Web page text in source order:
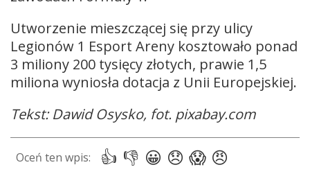
Utworzenie mieszczącej się przy ulicy
Legionów 1 Esport Areny kosztowało ponad
3 miliony 200 tysięcy złotych, prawie 1,5
miliona wyniosła dotacja z Unii Europejskiej.
Tekst: Dawid Osysko, fot. pixabay.com